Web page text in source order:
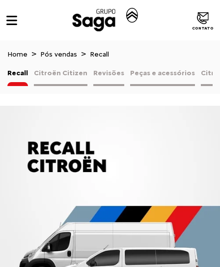
CONTATO
Home Pós vendas Recall
Citroën Citizen Revisões Peças e acessórios
Recall